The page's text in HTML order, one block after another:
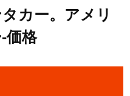
カー。アメリ
価格